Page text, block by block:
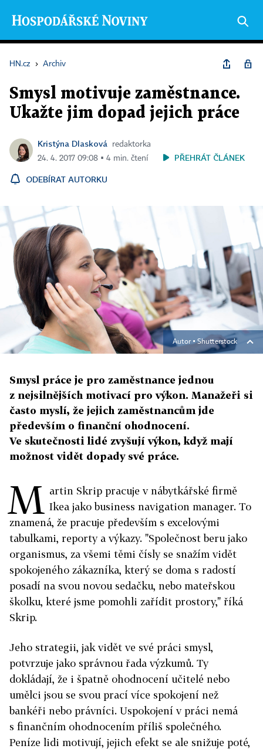
HN.cz › Archiv
Smysl motivuje zaměstnance.
Ukažte jim dopad jejich práce
Kristýna Dlasková
redaktorka
24. 4. 2017 09:08 ▪ 4 min. čtení
PŘEHRÁT ČLÁNEK
ODEBÍRAT AUTORKU
Autor ▪Shutterstock
Smysl práce je pro zaměstnance jednou
z nejsilnějších motivací pro výkon. Manažeři si
často myslí, že jejich zaměstnancům jde
především o finanční ohodnocení.
Ve skutečnosti lidé zvyšují výkon, když mají
možnost vidět dopady své práce.
M artin Skrip pracuje v nábytkářské firmě
Ikea jako business navigation manager. To
znamená, že pracuje především s excelovými
tabulkami, reporty a výkazy. "Společnost beru jako
organismus, za všemi těmi čísly se snažím vidět
spokojeného zákazníka, který se doma s radostí
posadí na svou novou sedačku, nebo mateřskou
školku, které jsme pomohli zařídit prostory," říká
Skrip.
Jeho strategii, jak vidět ve své práci smysl,
potvrzuje jako správnou řada výzkumů. Ty
dokládají, že i špatně ohodnocení učitelé nebo
umělci jsou se svou prací více spokojení než
bankéři nebo právníci. Uspokojení v práci nemá
s finančním ohodnocením příliš společného.
Peníze lidi motivují, jejich efekt se ale snižuje poté,